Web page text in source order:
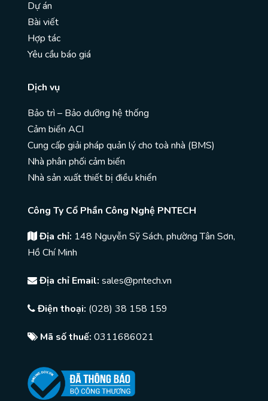
Dự án
Bài viết
Hợp tác
Yêu cầu báo giá
Dịch vụ
Bảo trì – Bảo dưỡng hệ thống
Cảm biến ACI
Cung cấp giải pháp quản lý cho toà nhà (BMS)
Nhà phân phối cảm biến
Nhà sản xuất thiết bị điều khiển
Công Ty Cổ Phần Công Nghệ PNTECH
Địa chỉ: 148 Nguyễn Sỹ Sách, phường Tân Sơn,
Hồ Chí Minh
Địa chỉ Email: sales@pntech.vn
Điện thoại: (028) 38 158 159
Mã số thuế: 0311686021